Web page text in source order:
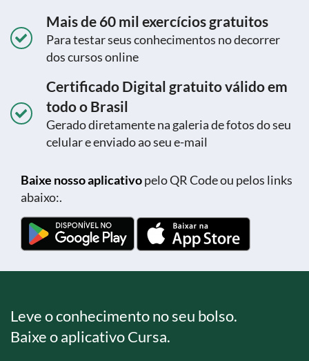
Mais de 60 mil exercícios gratuitos
Para testar seus conhecimentos no decorrer
dos cursos online
Certificado Digital gratuito válido em
todo o Brasil
Gerado diretamente na galeria de fotos do seu
celular e enviado ao seu e-mail
Baixe nosso aplicativopelo QR Code ou pelos links
abaixo:.
Leve o conhecimento no seu bolso.
Baixe o aplicativo Cursa.